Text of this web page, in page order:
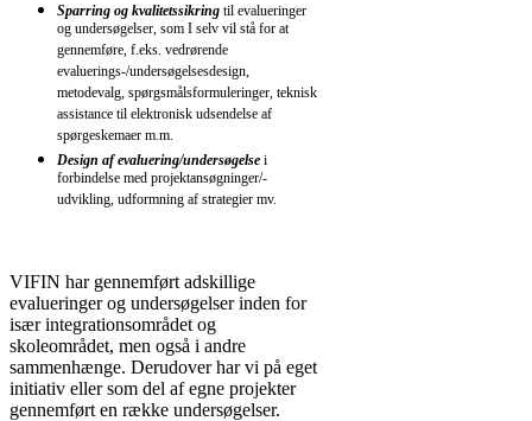
Sparring og kvalitetssikring til evalueringer
og undersøgelser, som I selv vil stå for at
gennemføre, f.eks. vedrørende
evaluerings-/undersøgelsesdesign,
metodevalg, spørgsmålsformuleringer, teknisk
assistance til elektronisk udsendelse af
spørgeskemaer m.m.
Design af evaluering/undersøgelse i
forbindelse med projektansøgninger/-
udvikling, udformning af strategier mv.
VIFIN har gennemført adskillige
evalueringer og undersøgelser inden for
især integrationsområdet og
skoleområdet, men også i andre
sammenhænge. Derudover har vi på eget
initiativ eller som del af egne projekter
gennemført en række undersøgelser.